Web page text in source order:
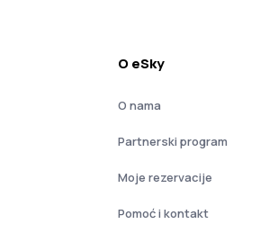
O eSky
O nama
Partnerski program
Moje rezervacije
Pomoć i kontakt